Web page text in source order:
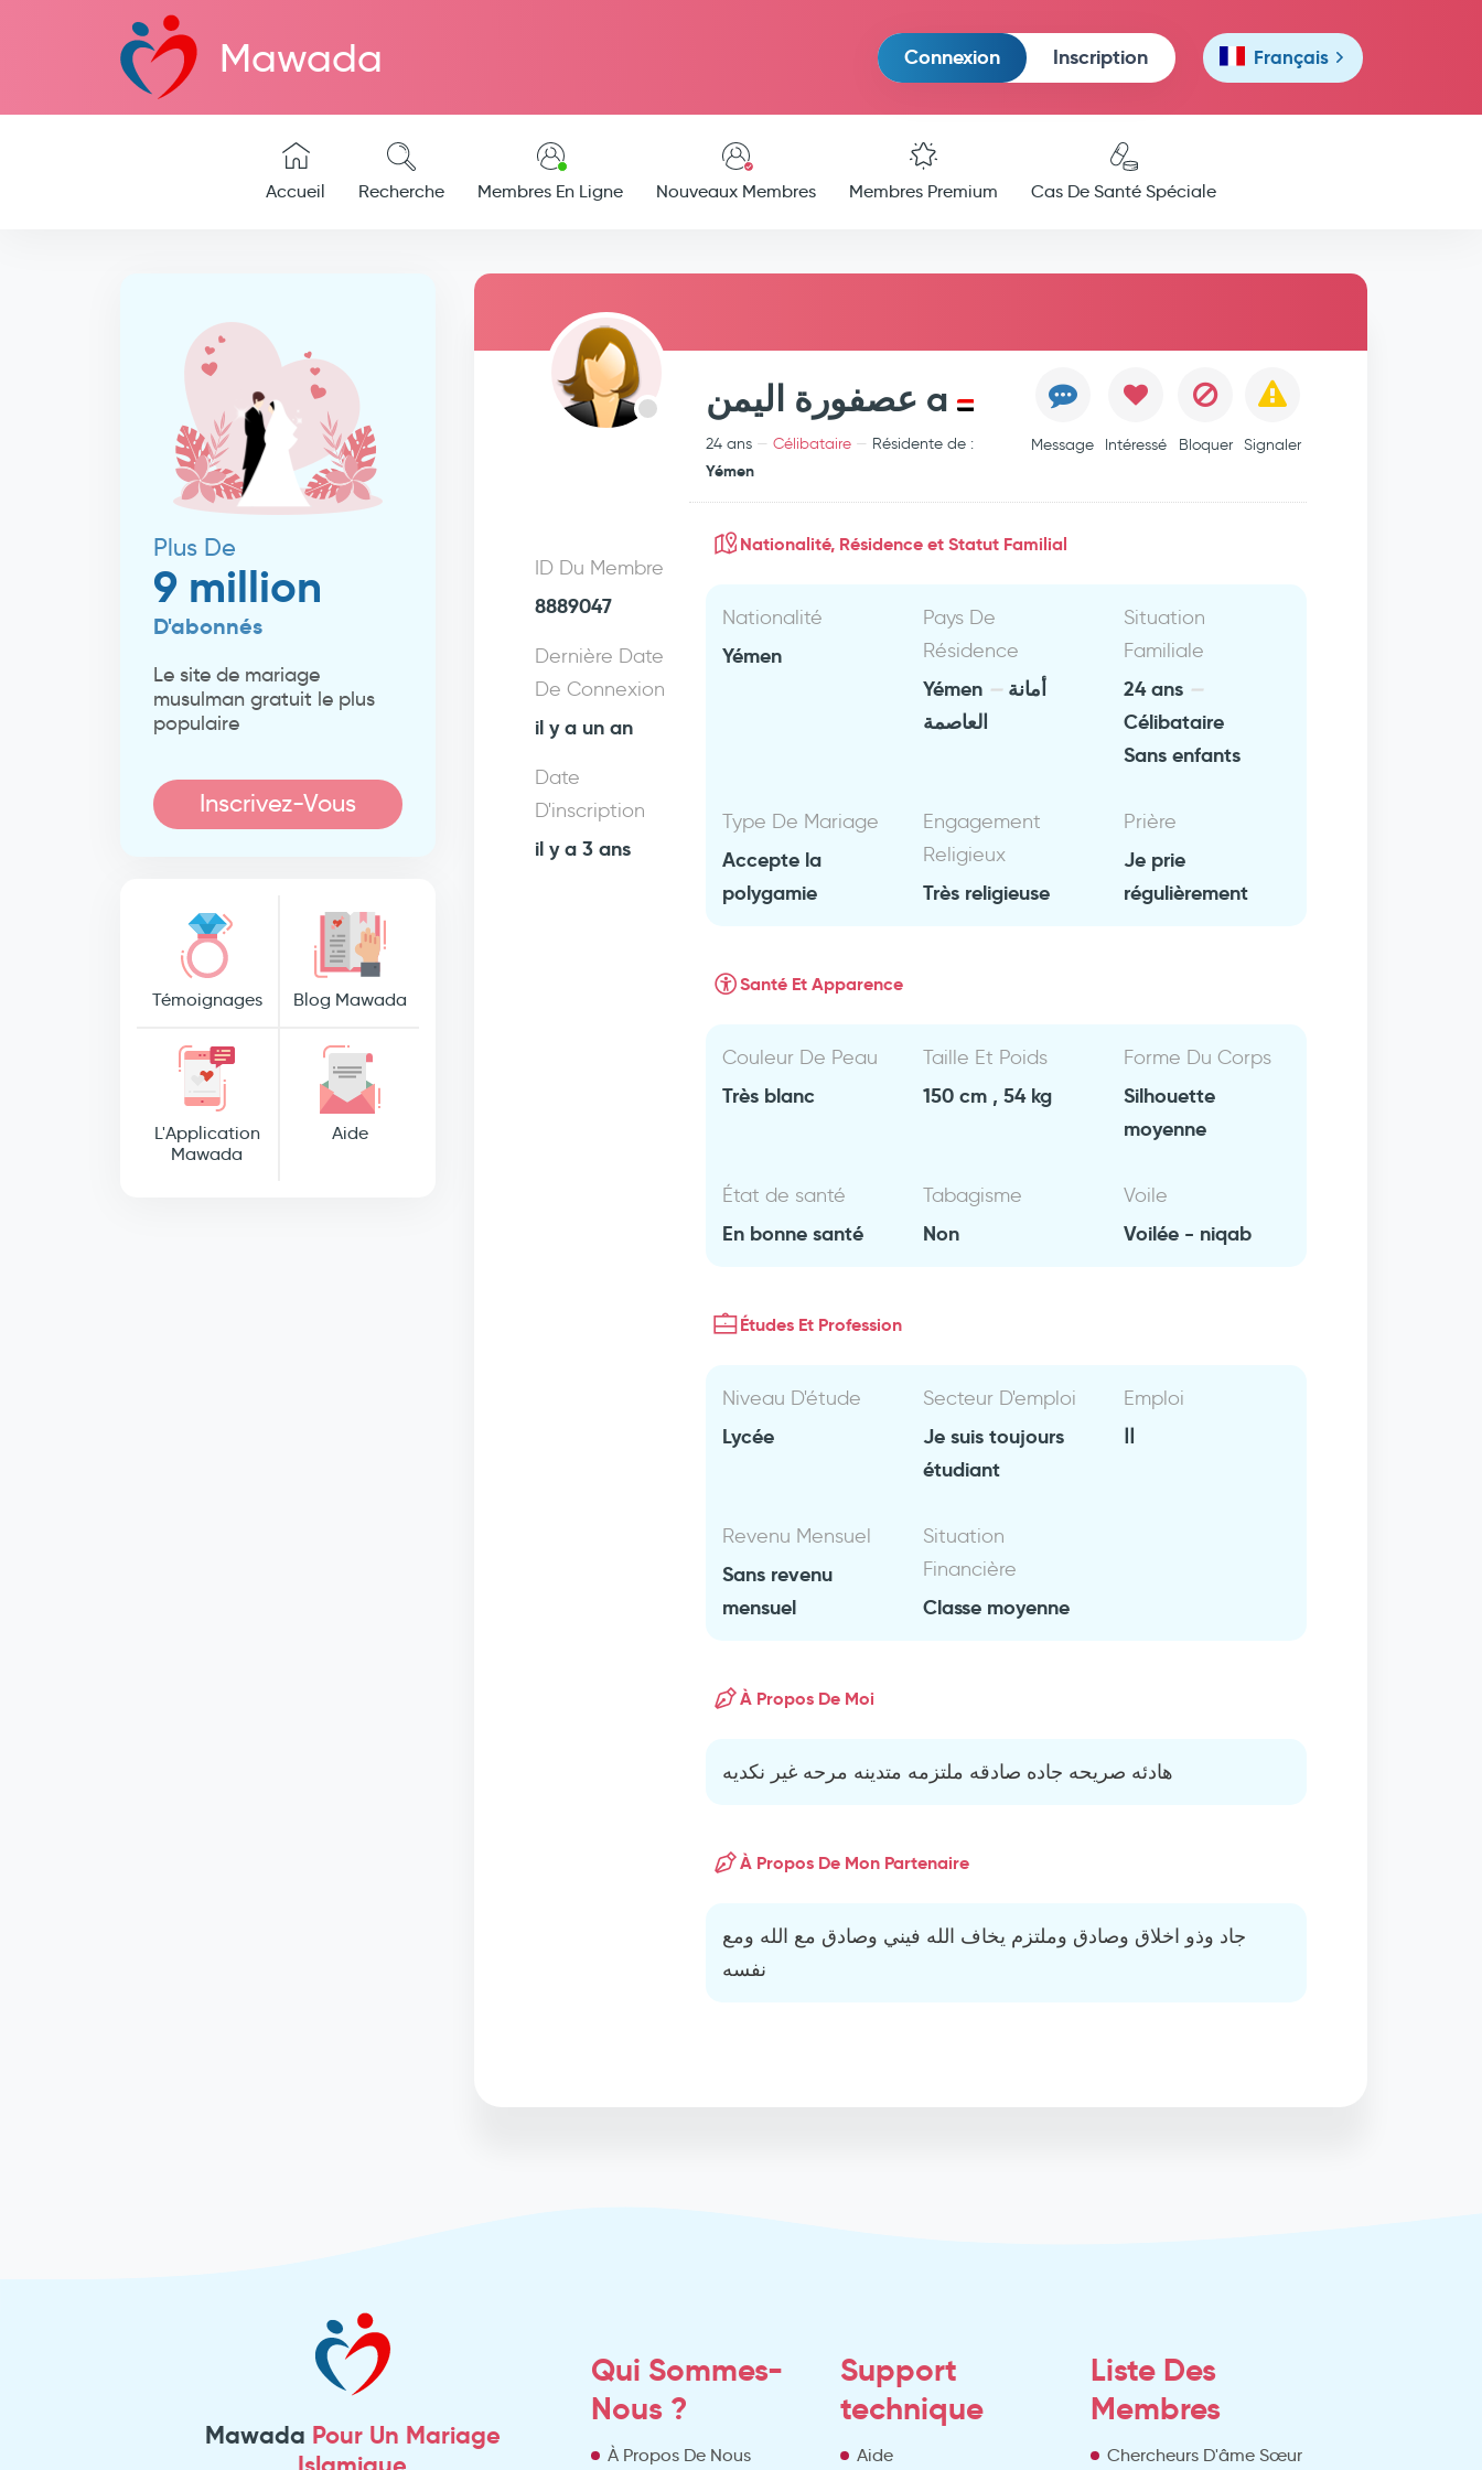
Mawada Connexion Inscription Français
Accueil Recherche Membres En Ligne Nouveaux Membres Membres Premium Cas De Santé Spéciale
Plus De
9 million
D'abonnés
Le site de mariage
musulman gratuit le plus
populaire
Inscrivez-Vous
Témoignages Blog Mawada
L'Application
Mawada
Aide
عصفورة اليمن a
24 ans Célibataire Résidente de :
Yémen
Message Intéressé Bloquer Signaler
ID Du Membre
8889047
Dernière Date
De Connexion
il y a un an
Date
D'inscription
il y a 3 ans
Nationalité, Résidence et Statut Familial
Nationalité
Yémen
Pays De
Résidence
Yémen
أمانة
العاصمة
Situation
Familiale
24 ans
Célibataire
Sans enfants
Type De Mariage
Accepte la
polygamie
Engagement
Religieux
Très religieuse
Prière
Je prie
régulièrement
Santé Et Apparence
Couleur De Peau
Très blanc
Taille Et Poids
150 cm , 54 kg
Forme Du Corps
Silhouette
moyenne
État de santé
En bonne santé
Tabagisme
Non
Voile
Voilée - niqab
Études Et Profession
Niveau D'étude
Lycée
Secteur D'emploi
Je suis toujours
étudiant
Emploi
اا
Revenu Mensuel
Sans revenu
mensuel
Situation
Financière
Classe moyenne
À Propos De Moi
هادئه صريحه جاده صادقه ملتزمه متدينه مرحه غير نكديه
À Propos De Mon Partenaire
جاد وذو اخلاق وصادق وملتزم يخاف الله فيني وصادق مع الله ومع
نفسه
Mawada Pour Un Mariage
Qui Sommes-
Nous ?
À Propos De Nous
Support
technique
Aide
Liste Des
Membres
Chercheurs D'âme Sœur